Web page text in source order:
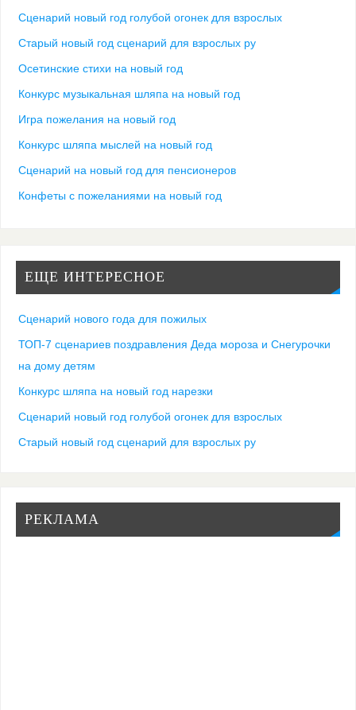
Сценарий новый год голубой огонек для взрослых
Старый новый год сценарий для взрослых ру
Осетинские стихи на новый год
Конкурс музыкальная шляпа на новый год
Игра пожелания на новый год
Конкурс шляпа мыслей на новый год
Сценарий на новый год для пенсионеров
Конфеты с пожеланиями на новый год
ЕЩЕ ИНТЕРЕСНОЕ
Сценарий нового года для пожилых
ТОП-7 сценариев поздравления Деда мороза и Снегурочки
на дому детям
Конкурс шляпа на новый год нарезки
Сценарий новый год голубой огонек для взрослых
Старый новый год сценарий для взрослых ру
РЕКЛАМА